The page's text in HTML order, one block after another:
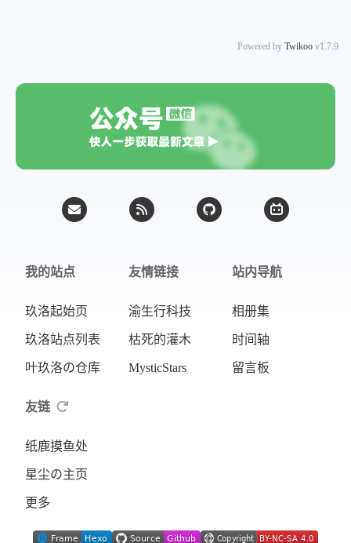
Powered by Twikoo v1.7.9
我的站点
玖洛起始页
玖洛站点列表
叶玖洛の仓库
友情链接
渝生行科技
枯死的灌木
MysticStars
站内导航
相册集
时间轴
留言板
友链
纸鹿摸鱼处
星尘の主页
更多